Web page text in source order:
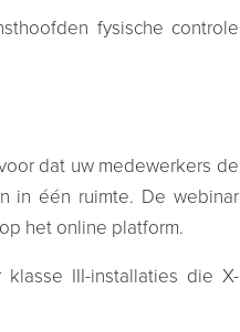
fysische controle
dat uw medewerkers de
in één ruimte. De webinar
het online platform​.
III-installaties die X-